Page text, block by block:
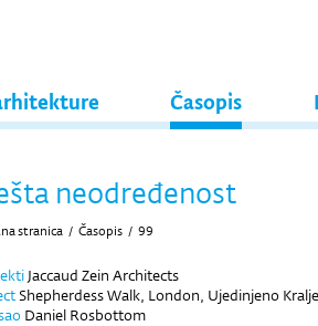
Časopis
neodređenost
stranica / Časopis / 99
Jaccaud Zein Architects
Shepherdess Walk, London, Ujedinjeno
Daniel Rosbottom